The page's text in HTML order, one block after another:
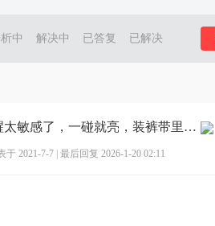
中 解决中 已答复 已解决
[BUG]息屏提醒太敏感了，一碰就亮，装裤带里晃晃也亮
于 2021-7-7 最后回复 2026-1-20 02:11